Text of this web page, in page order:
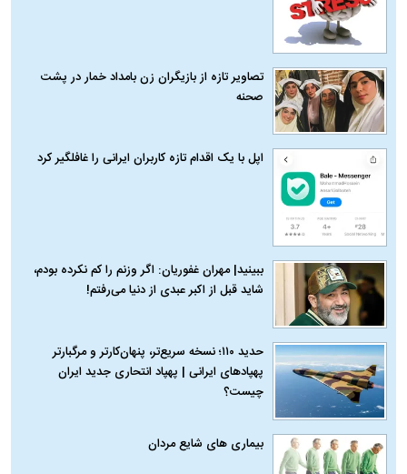
تصاویر تازه از بازیگران زن بامداد خمار در پشت
صحنه
اپل با یک اقدام تازه کاربران ایرانی را غافلگیر کرد
ببینید| مهران غفوریان: اگر وزنم را کم نکرده بودم،
شاید قبل از اکبر عبدی از دنیا می‌رفتم!
حدید ۱۱۰؛ نسخه سریع‌تر، پنهان‌کارتر و مرگبارتر
پهپادهای ایرانی | پهپاد انتحاری جدید ایران
چیست؟
بیماری‌ های شایع مردان